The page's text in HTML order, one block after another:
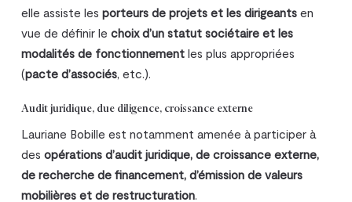
elle assiste les porteurs de projets et les dirigeantsen
vue de définir le choix d’un statut sociétaire et les
modalités de fonctionnementles plus appropriées
(pacte d’associés, etc.).
Audit juridique, due diligence, croissance externe
Lauriane Bobille est notamment amenée à participer à
des opérations d’audit juridique, de croissance externe,
de recherche de financement, d’émission de valeurs
mobilières et de restructuration.